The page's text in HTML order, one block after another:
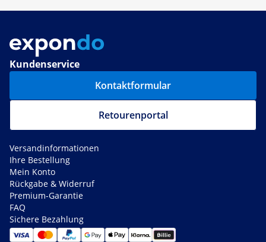
Kundenservice
Kontaktformular
Retourenportal
Versandinformationen
Ihre Bestellung
Mein Konto
Rückgabe & Widerruf
Premium-Garantie
FAQ
Sichere Bezahlung